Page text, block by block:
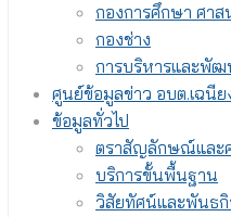
กองการศึกษา ศา
กองช่าง
การบริหารและพั
ศูนย์ข้อมูลข่าว อบต.เฉนีย
ข้อมูลทั่วไป
ตราสัญลักษณ์และ
บริการขั้นพื้นฐาน
วิสัยทัศน์และพันธกิ